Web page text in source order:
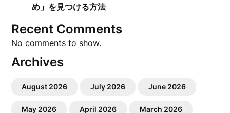
め」を見つける方法
Recent Comments
No comments to show.
Archives
August 2026 July 2026 June 2026
May 2026 April 2026 March 2026